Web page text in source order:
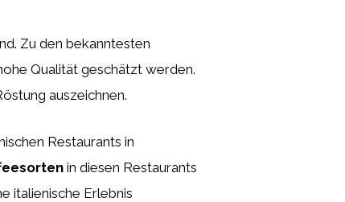
Zu den bekanntesten
Qualität geschätzt werden.
auszeichnen.
Restaurants in
in diesen Restaurants
italienische Erlebnis